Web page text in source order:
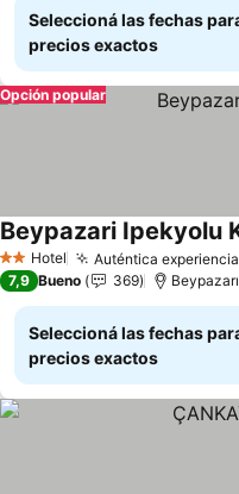
Seleccioná las fechas
precios exactos
Opción popular
2 Estrellas
Hotel Auténtica
Beypazari Ipekyolu
7,9 Bueno 369 Beypazarı
Seleccioná las fechas
precios exactos